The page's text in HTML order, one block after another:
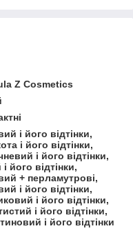
Z Cosmetics
і його відтінки,
і його відтінки,
і його відтінки,
його відтінки,
+ перламутрові,
і його відтінки,
і його відтінки,
і його відтінки,
і його відтінки